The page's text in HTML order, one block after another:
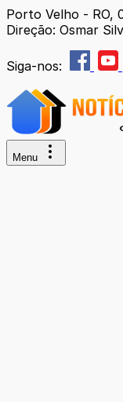
Porto Velho - RO,
Direção: Osmar
Siga-nos:
Menu